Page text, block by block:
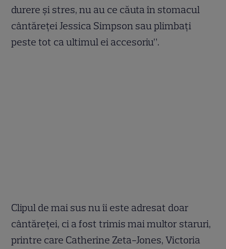
durere şi stres, nu au ce căuta în stomacul
cântăreţei Jessica Simpson sau plimbaţi
peste tot ca ultimul ei accesoriu”.
Clipul de mai sus nu îi este adresat doar
cântăreţei, ci a fost trimis mai multor staruri,
printre care Catherine Zeta-Jones, Victoria